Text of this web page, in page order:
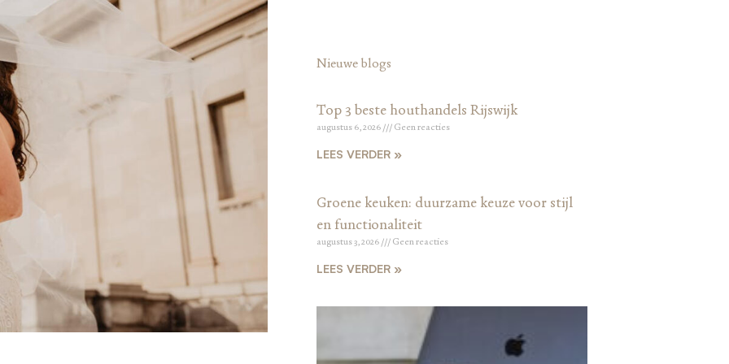
Nieuwe blogs
Top 3 beste houthandels Rijswijk
augustus 6, 2026 Geen reacties
LEES VERDER »
Groene keuken: duurzame keuze voor stijl
en functionaliteit
augustus 3, 2026 Geen reacties
LEES VERDER »